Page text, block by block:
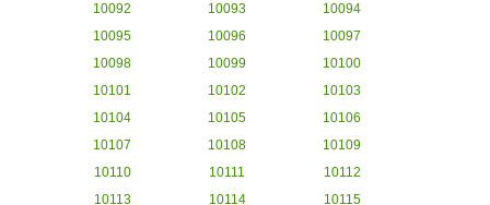
10092
10093
10094
10095
10096
10097
10098
10099
10100
10101
10102
10103
10104
10105
10106
10107
10108
10109
10110
10111
10112
10113
10114 10115